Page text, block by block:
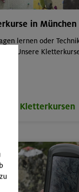
in München
lernen oder
Unsere
den Kletterkursen